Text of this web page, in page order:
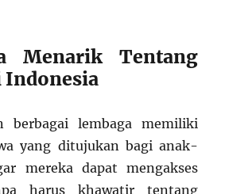
Menarik Tentang
Indonesia
berbagai lembaga memiliki
yang ditujukan bagi anak-
mereka dapat mengakses
harus khawatir tentang